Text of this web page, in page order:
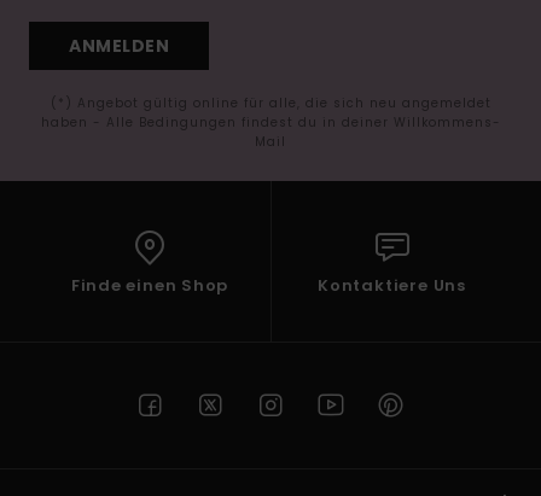
ANMELDEN
(*) Angebot gültig online für alle, die sich neu angemeldet
haben - Alle Bedingungen findest du in deiner Willkommens-
Mail
Finde einen Shop Kontaktiere Uns